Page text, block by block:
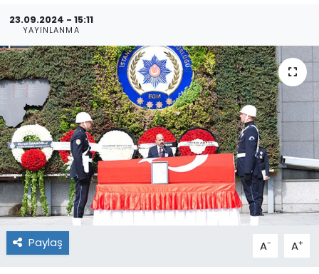
23.09.2024 - 15:11
YAYINLANMA
Paylaş A- A+